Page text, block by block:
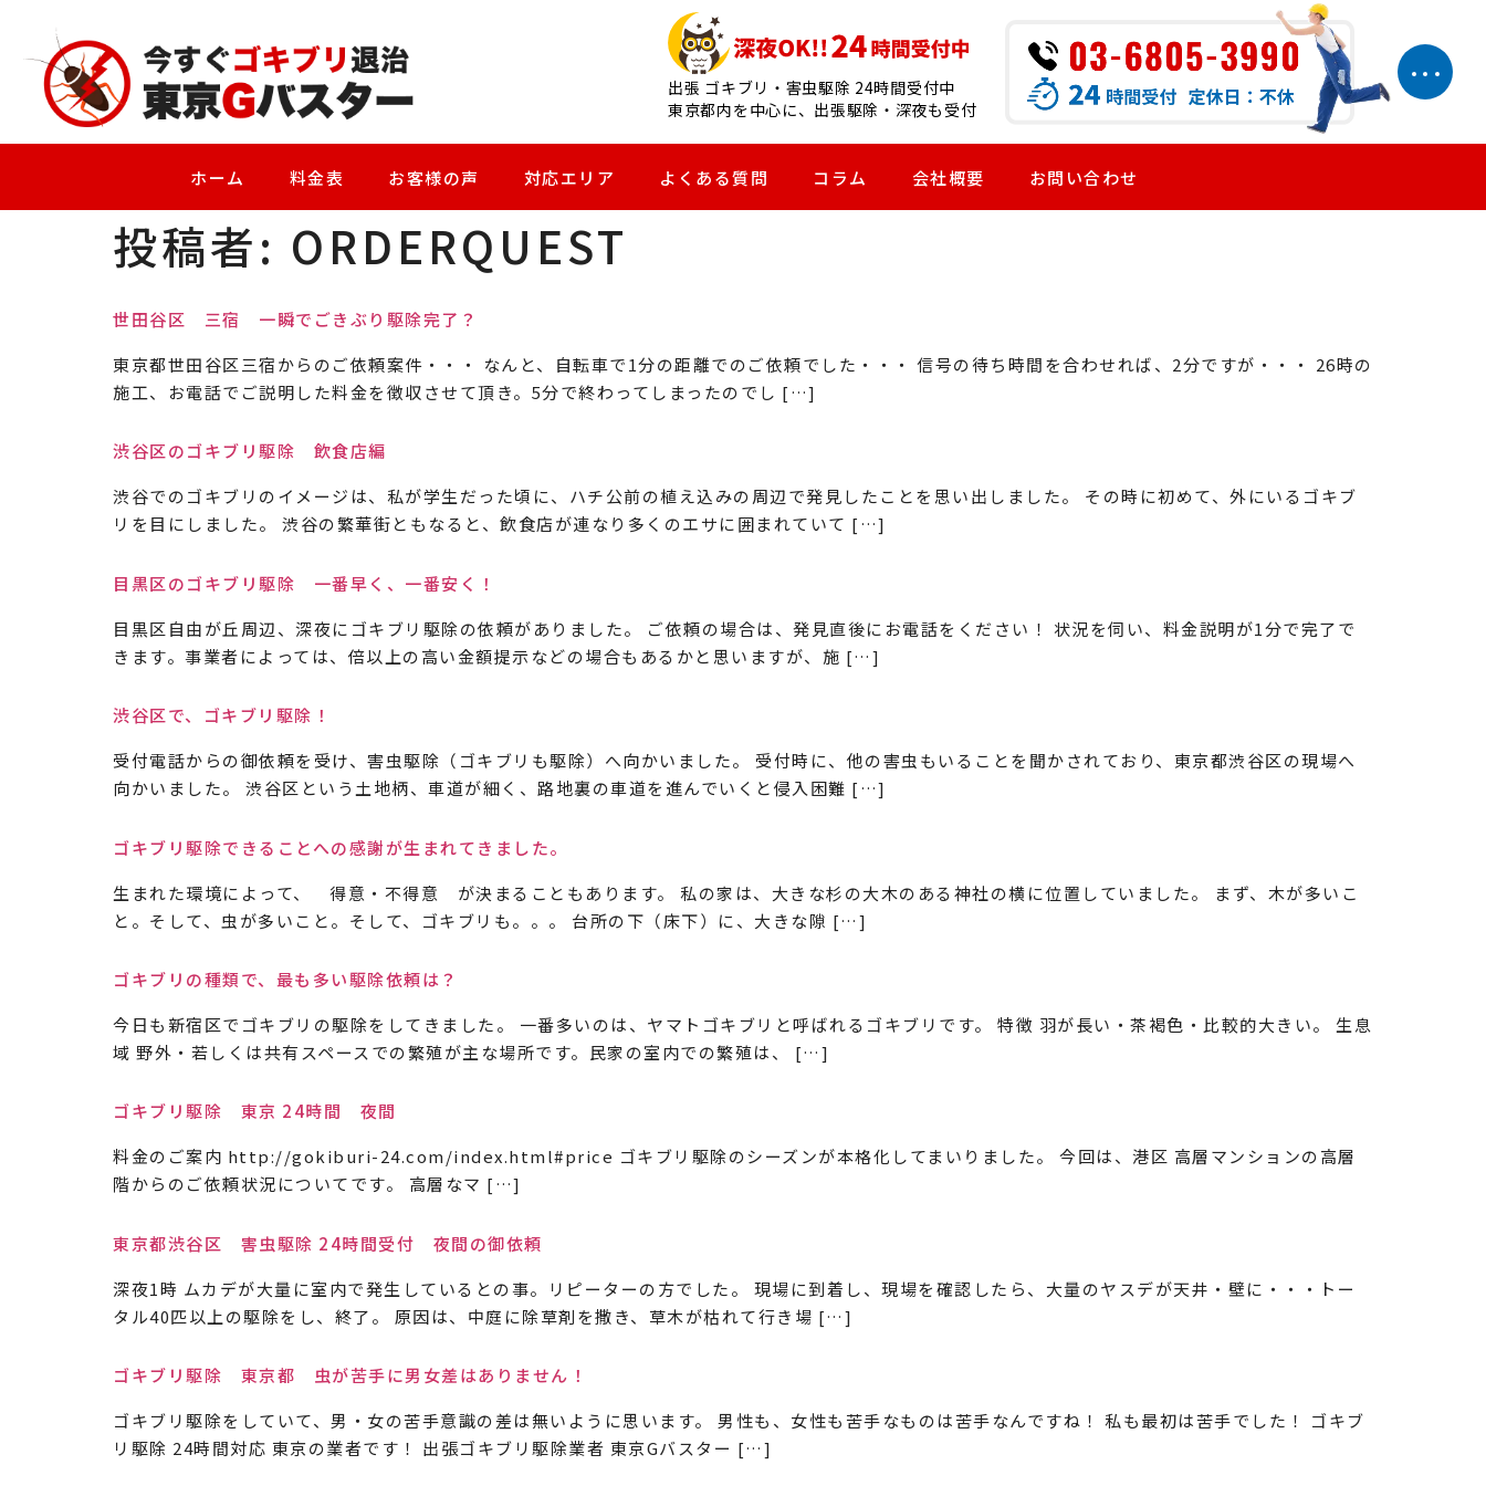
出張 ゴキブリ・害虫駆除 24時間受付中
東京都内を中心に、出張駆除・深夜も受付
ホーム 料金表 お客様の声 対応エリア よくある質問 コラム 会社概要 お問い合わせ
投稿者: ORDERQUEST
世田谷区 三宿 一瞬でごきぶり駆除完了？
東京都世田谷区三宿からのご依頼案件・・・ なんと、自転車で1分の距離でのご依頼でした・・・ 信号の待ち時間を合わせれば、2分ですが・・・ 26時の
施工、お電話でご説明した料金を徴収させて頂き。5分で終わってしまったのでし […]
渋谷区のゴキブリ駆除 飲食店編
渋谷でのゴキブリのイメージは、私が学生だった頃に、ハチ公前の植え込みの周辺で発見したことを思い出しました。 その時に初めて、外にいるゴキブ
リを目にしました。 渋谷の繁華街ともなると、飲食店が連なり多くのエサに囲まれていて […]
目黒区のゴキブリ駆除 一番早く、一番安く！
目黒区自由が丘周辺、深夜にゴキブリ駆除の依頼がありました。 ご依頼の場合は、発見直後にお電話をください！ 状況を伺い、料金説明が1分で完了で
きます。事業者によっては、倍以上の高い金額提示などの場合もあるかと思いますが、施 […]
渋谷区で、ゴキブリ駆除！
受付電話からの御依頼を受け、害虫駆除（ゴキブリも駆除）へ向かいました。 受付時に、他の害虫もいることを聞かされており、東京都渋谷区の現場へ
向かいました。 渋谷区という土地柄、車道が細く、路地裏の車道を進んでいくと侵入困難 […]
ゴキブリ駆除できることへの感謝が生まれてきました。
生まれた環境によって、 得意・不得意 が決まることもあります。 私の家は、大きな杉の大木のある神社の横に位置していました。 まず、木が多いこ
と。そして、虫が多いこと。そして、ゴキブリも。。。 台所の下（床下）に、大きな隙 […]
ゴキブリの種類で、最も多い駆除依頼は？
今日も新宿区でゴキブリの駆除をしてきました。 一番多いのは、ヤマトゴキブリと呼ばれるゴキブリです。 特徴 羽が長い・茶褐色・比較的大きい。 生息
域 野外・若しくは共有スペースでの繁殖が主な場所です。民家の室内での繁殖は、 […]
ゴキブリ駆除 東京 24時間 夜間
料金のご案内 http://gokiburi-24.com/index.html#price ゴキブリ駆除のシーズンが本格化してまいりました。 今回は、港区 高層マンションの高層
階からのご依頼状況についてです。 高層なマ […]
東京都渋谷区 害虫駆除 24時間受付 夜間の御依頼
深夜1時 ムカデが大量に室内で発生しているとの事。リピーターの方でした。 現場に到着し、現場を確認したら、大量のヤスデが天井・壁に・・・トー
タル40匹以上の駆除をし、終了。 原因は、中庭に除草剤を撒き、草木が枯れて行き場 […]
ゴキブリ駆除 東京都 虫が苦手に男女差はありません！
ゴキブリ駆除をしていて、男・女の苦手意識の差は無いように思います。 男性も、女性も苦手なものは苦手なんですね！ 私も最初は苦手でした！ ゴキブ
リ駆除 24時間対応 東京の業者です！ 出張ゴキブリ駆除業者 東京Gバスター […]